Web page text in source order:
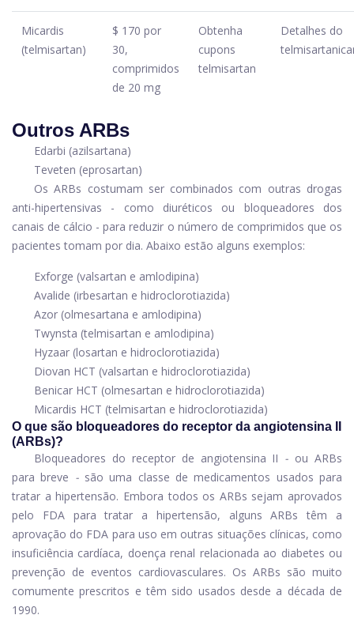
Micardis
(telmisartan)
$ 170 por
30,
comprimidos
de 20 mg
Obtenha
cupons
telmisartan
Detalhes do
Outros ARBs
Edarbi (azilsartana)
Teveten (eprosartan)
Os ARBs costumam ser combinados com outras drogas
anti-hipertensivas - como diuréticos ou bloqueadores dos
canais de cálcio - para reduzir o número de comprimidos que os
pacientes tomam por dia. Abaixo estão alguns exemplos:
Exforge (valsartan e amlodipina)
Avalide (irbesartan e hidroclorotiazida)
Azor (olmesartana e amlodipina)
Twynsta (telmisartan e amlodipina)
Hyzaar (losartan e hidroclorotiazida)
Diovan HCT (valsartan e hidroclorotiazida)
Benicar HCT (olmesartan e hidroclorotiazida)
Micardis HCT (telmisartan e hidroclorotiazida)
O que são bloqueadores do receptor da angiotensina II
(ARBs)?
Bloqueadores do receptor de angiotensina II - ou ARBs
para breve - são uma classe de medicamentos usados ​​para
tratar a hipertensão. Embora todos os ARBs sejam aprovados
pelo FDA para tratar a hipertensão, alguns ARBs têm a
aprovação do FDA para uso em outras situações clínicas, como
insuficiência cardíaca, doença renal relacionada ao diabetes ou
prevenção de eventos cardiovasculares. Os ARBs são muito
comumente prescritos e têm sido usados ​​desde a década de
1990.